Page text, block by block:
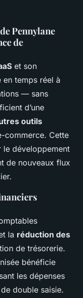
Pennylane
de
et son
en temps réel à
— sans
d’une
outils
commerce. Cette
le développement
de nouveaux flux
la réduction des
de trésorerie.
bénéficie
les dépenses
double saisie.